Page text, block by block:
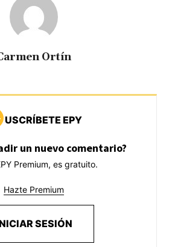
Ortín
USCRÍBETE EPY
un nuevo comentario?
Premium, es gratuito.
Hazte Premium
SESIÓN